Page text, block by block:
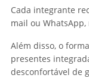
Cada integrante
mail ou
Além disso, o
presentes
desconfortável de